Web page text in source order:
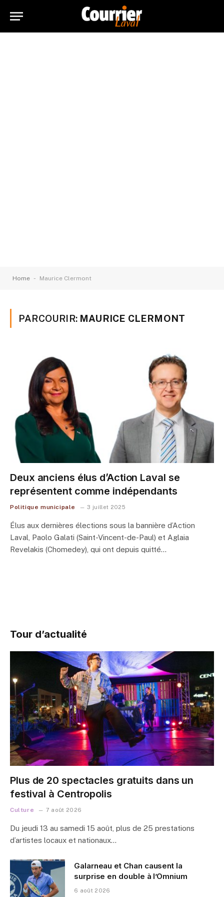
Home - Maurice Clermont
PARCOURIR: MAURICE CLERMONT
Deux anciens élus d’Action Laval se
représentent comme indépendants
Politique municipale 3 juillet 2025
Élus aux dernières élections sous la bannière d’Action
Laval, Paolo Galati (Saint-Vincent-de-Paul) et Aglaia
Revelakis (Chomedey), qui ont depuis quitté…
Tour d’actualité
Plus de 20 spectacles gratuits dans un
festival à Centropolis
Culture 7 août 2026
Du jeudi 13 au samedi 15 août, plus de 25 prestations
d’artistes locaux et nationaux…
Galarneau et Chan causent la
surprise en double à l’Omnium
6 août 2026